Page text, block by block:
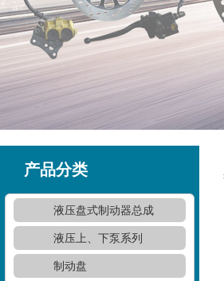
产品分类
液压盘式制动器总成
液压上、下泵系列
制动盘